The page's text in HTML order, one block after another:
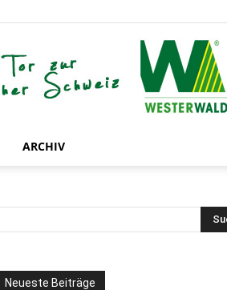
ARCHIV
Neueste Beiträge